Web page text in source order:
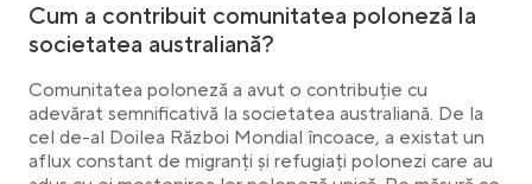
Cum a contribuit comunitatea poloneză la
societatea australiană?
Comunitatea poloneză a avut o contribuție cu
adevărat semnificativă la societatea australiană. De la
cel de-al Doilea Război Mondial încoace, a existat un
aflux constant de migranți și refugiați polonezi care au